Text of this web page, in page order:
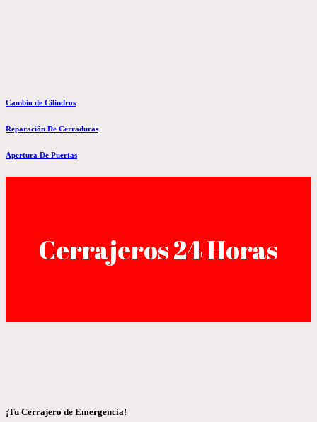
Cambio de Cilindros
Reparación De Cerraduras
Apertura De Puertas
Cerrajeros 24 Horas
¡Tu Cerrajero de Emergencia!